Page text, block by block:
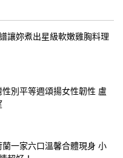
讓妳煮出星級軟嫩雞胸料理
別平等週頌揚女性韌性 盧
一家六口溫馨合體現身 小